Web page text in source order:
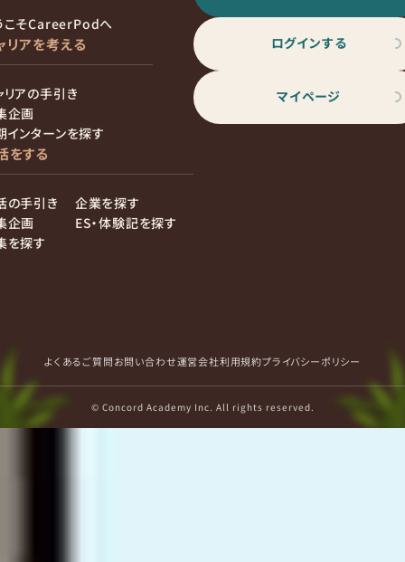
こそCareerPodへ
リアを考える
リアの手引き
企画
インターンを探す
をする
の手引き
企画
を探す
企業を探す
ES・体験記を探す
ログインする
マイページ
よくあるご質問お問い合わせ運営会社利用規約プライバシーポリシー
© Concord Academy Inc. All rights reserved.